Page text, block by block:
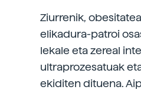
Ziurrenik,
elikadura-patroi
lekale eta zereal
ultraprozesatuak
ekiditen dituena.